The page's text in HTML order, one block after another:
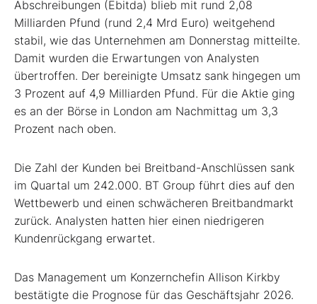
Abschreibungen (Ebitda) blieb mit rund 2,08
Milliarden Pfund (rund 2,4 Mrd Euro) weitgehend
stabil, wie das Unternehmen am Donnerstag mitteilte.
Damit wurden die Erwartungen von Analysten
übertroffen. Der bereinigte Umsatz sank hingegen um
3 Prozent auf 4,9 Milliarden Pfund. Für die Aktie ging
es an der Börse in London am Nachmittag um 3,3
Prozent nach oben.
Die Zahl der Kunden bei Breitband-Anschlüssen sank
im Quartal um 242.000. BT Group führt dies auf den
Wettbewerb und einen schwächeren Breitbandmarkt
zurück. Analysten hatten hier einen niedrigeren
Kundenrückgang erwartet.
Das Management um Konzernchefin Allison Kirkby
bestätigte die Prognose für das Geschäftsjahr 2026.